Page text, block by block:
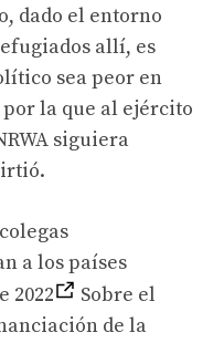
dado el entorno
allí, es
sea peor en
la que al ejército
siguiera
a los países
2022
Sobre el
de la